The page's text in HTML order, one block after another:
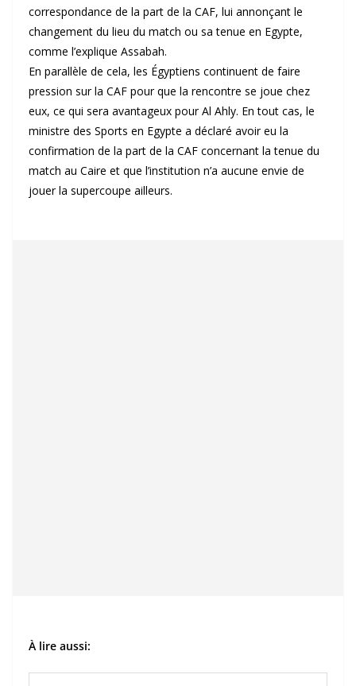
correspondance de la part de la CAF, lui annonçant le
changement du lieu du match ou sa tenue en Egypte,
comme l’explique Assabah.
En parallèle de cela, les Égyptiens continuent de faire
pression sur la CAF pour que la rencontre se joue chez
eux, ce qui sera avantageux pour Al Ahly. En tout cas, le
ministre des Sports en Egypte a déclaré avoir eu la
confirmation de la part de la CAF concernant la tenue du
match au Caire et que l’institution n’a aucune envie de
jouer la supercoupe ailleurs.
À lire aussi: